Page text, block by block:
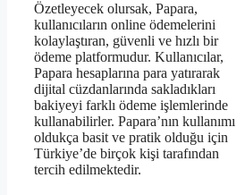
Özetleyecek olursak, Papara,
kullanıcıların online ödemelerini
kolaylaştıran, güvenli ve hızlı bir
ödeme platformudur. Kullanıcılar,
Papara hesaplarına para yatırarak
dijital cüzdanlarında sakladıkları
bakiyeyi farklı ödeme işlemlerinde
kullanabilirler. Papara’nın kullanımı
oldukça basit ve pratik olduğu için
Türkiye’de birçok kişi tarafından
tercih edilmektedir.